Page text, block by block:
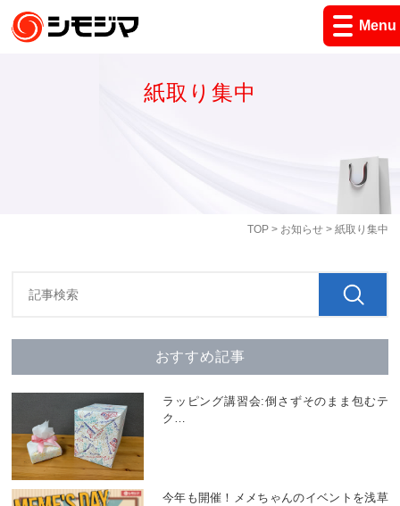
Menu
TOP> お知らせ> 紙取り集中
紙取り集中
おすすめ記事
ラッピング講習会:倒さずそのまま包むテ
ク …
今年も開催！メメちゃんのイベントを浅草